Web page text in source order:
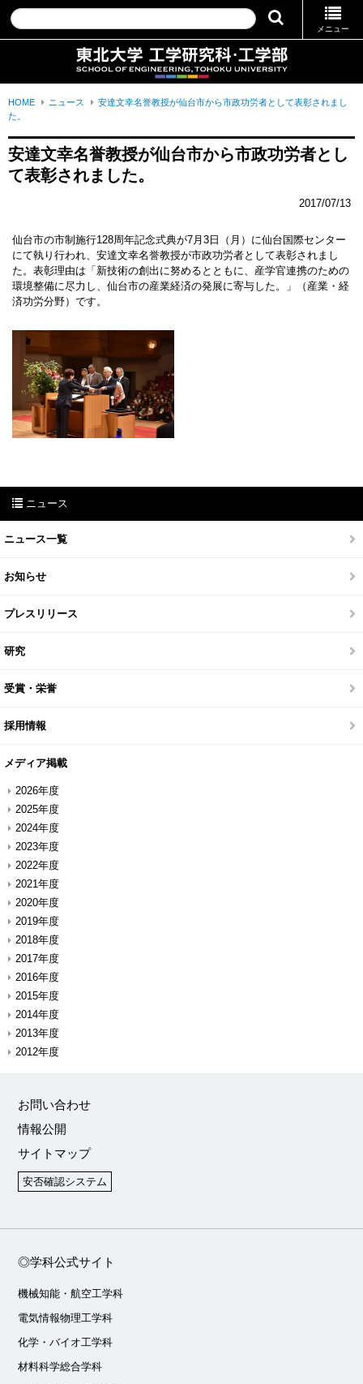
メニュー
HOME ニュース
安達文幸名誉教授が仙台市から市政功労者として表彰されまし
た。
安達文幸名誉教授が仙台市から市政功労者とし
て表彰されました。
2017/07/13
仙台市の市制施行128周年記念式典が7月3日（月）に仙台国際センター
にて執り行われ、安達文幸名誉教授が市政功労者として表彰されまし
た。表彰理由は「新技術の創出に努めるとともに、産学官連携のための
環境整備に尽力し、仙台市の産業経済の発展に寄与した。」（産業・経
済功労分野）です。
ニュース
ニュース一覧
お知らせ
プレスリリース
研究
受賞・栄誉
採用情報
メディア掲載
2026年度
2025年度
2024年度
2023年度
2022年度
2021年度
2020年度
2019年度
2018年度
2017年度
2016年度
2015年度
2014年度
2013年度
2012年度
お問い合わせ
情報公開
サイトマップ
安否確認システム
◎学科公式サイト
機械知能・航空工学科
電気情報物理工学科
化学・バイオ工学科
材料科学総合学科